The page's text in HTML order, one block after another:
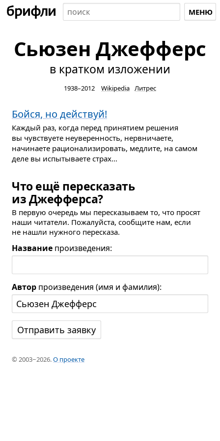
МЕНЮ
Сьюзен Джефферс
в кратком изложении
1938–2012 Wikipedia Литрес
Бойся, но действуй!
Каждый раз, когда перед принятием решения
вы чувствуете неуверенность, нервничаете,
начинаете рационализировать, медлите, на самом
деле вы испытываете страх...
Что ещё пересказать
из Джефферса?
В первую очередь мы пересказываем то, что просят
наши читатели. Пожалуйста, сообщите нам, если
не нашли нужного пересказа.
Название произведения:
Автор произведения (имя и фамилия):
© 2003−2026.О проекте